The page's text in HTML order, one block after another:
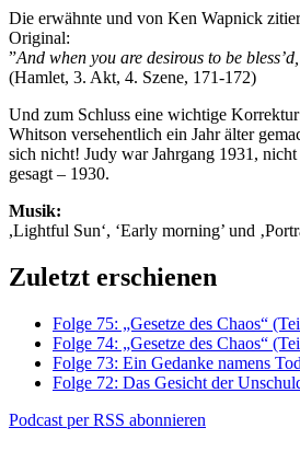
‌Die erwähnte und von Ken Wapnick
Original:
”And when you are desirous to be
(Hamlet, 3. Akt, 4. Szene, 171-172)
Und zum Schluss eine wichtige
Whitson versehentlich ein Jahr älter
sich nicht! Judy war Jahrgang 1931,
gesagt – 1930.
Musik:
,Lightful Sun‘, ‘Early morning’ und
Zuletzt erschienen
Folge 75: „Gesetze des Chaos“
Folge 74: „Gesetze des Chaos“
Folge 73: Ein Gedanke namens Tod
Folge 72: Das Gesicht der
Podcast per RSS abonnieren